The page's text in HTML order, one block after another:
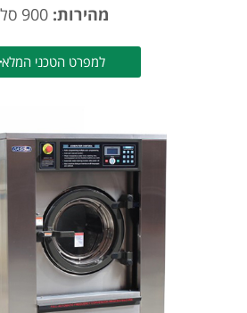
מהירות:
למפרט הטכני המלא